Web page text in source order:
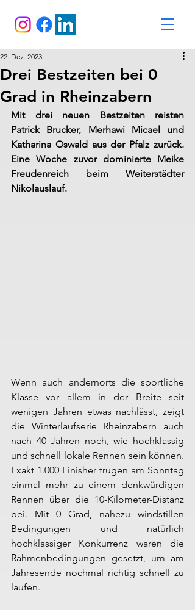
Drei Bestzeiten bei 0
Grad in Rheinzabern
22. Dez. 2023
Mit drei neuen Bestzeiten reisten
Patrick Brucker, Merhawi Micael und
Katharina Oswald aus der Pfalz zurück.
Eine Woche zuvor dominierte Meike
Freudenreich beim Weiterstädter
Nikolauslauf.
Wenn auch andernorts die sportliche
Klasse vor allem in der Breite seit
wenigen Jahren etwas nachlässt, zeigt
die Winterlaufserie Rheinzabern auch
nach 40 Jahren noch, wie hochklassig
und schnell lokale Rennen sein können.
Exakt 1.000 Finisher trugen am Sonntag
einmal mehr zu einem denkwürdigen
Rennen über die 10-Kilometer-Distanz
bei. Mit 0 Grad, nahezu windstillen
Bedingungen und natürlich
hochklassiger Konkurrenz waren die
Rahmenbedingungen gesetzt, um am
Jahresende nochmal richtig schnell zu
laufen.